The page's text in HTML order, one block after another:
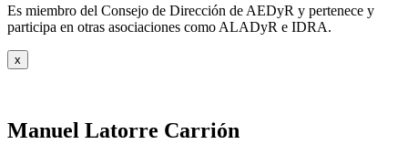
Es miembro del Consejo de Dirección de AEDyR y pertenece y
participa en otras asociaciones como ALADyR e IDRA.
x
Manuel Latorre Carrión